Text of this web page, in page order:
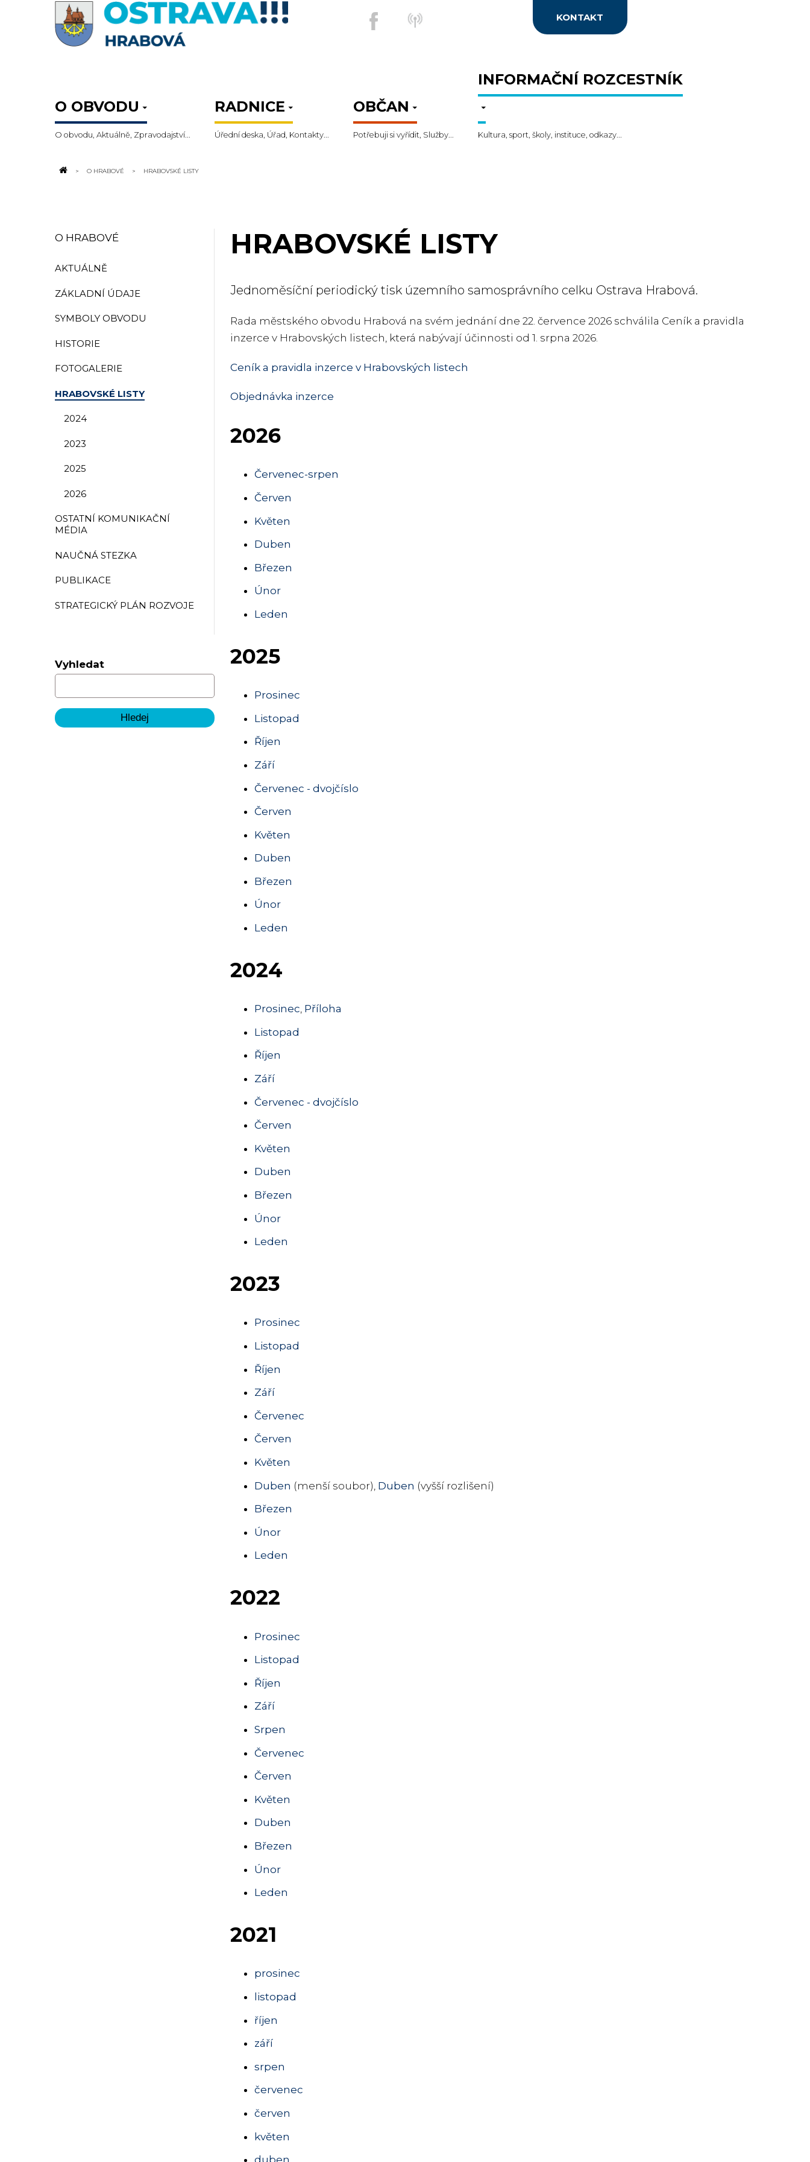
KONTAKT
O OBVODU
O obvodu, Aktuálně, Zpravodajství...
RADNICE
Úřední deska, Úřad, Kontakty...
OBČAN
Potřebuji si vyřídit, Služby...
INFORMAČNÍ ROZCESTNÍK
Kultura, sport, školy, instituce, odkazy...
O HRABOVÉ HRABOVSKÉ LISTY
O HRABOVÉ
AKTUÁLNĚ
ZÁKLADNÍ ÚDAJE
SYMBOLY OBVODU
HISTORIE
FOTOGALERIE
HRABOVSKÉ LISTY
2024
2023
2025
2026
OSTATNÍ KOMUNIKAČNÍ
MÉDIA
NAUČNÁ STEZKA
PUBLIKACE
STRATEGICKÝ PLÁN ROZVOJE
Vyhledat
HRABOVSKÉ LISTY
Jednoměsíční periodický tisk územního samosprávního celku Ostrava Hrabová.
Rada městského obvodu Hrabová na svém jednání dne 22. července 2026 schválila Ceník a pravidla
inzerce v Hrabovských listech, která nabývají účinnosti od 1. srpna 2026.
Ceník a pravidla inzerce v Hrabovských listech
Objednávka inzerce
2026
Červenec-srpen
Červen
Květen
Duben
Březen
Únor
Leden
2025
Prosinec
Listopad
Říjen
Září
Červenec - dvojčíslo
Červen
Květen
Duben
Březen
Únor
Leden
2024
Prosinec, Příloha
Listopad
Říjen
Září
Červenec - dvojčíslo
Červen
Květen
Duben
Březen
Únor
Leden
2023
Prosinec
Listopad
Říjen
Září
Červenec
Červen
Květen
Duben (menší soubor), Duben (vyšší rozlišení)
Březen
Únor
Leden
2022
Prosinec
Listopad
Říjen
Září
Srpen
Červenec
Červen
Květen
Duben
Březen
Únor
Leden
2021
prosinec
listopad
říjen
září
srpen
červenec
červen
květen